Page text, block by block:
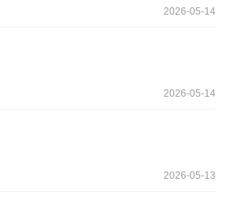
2026-05-14
2026-05-14
2026-05-13